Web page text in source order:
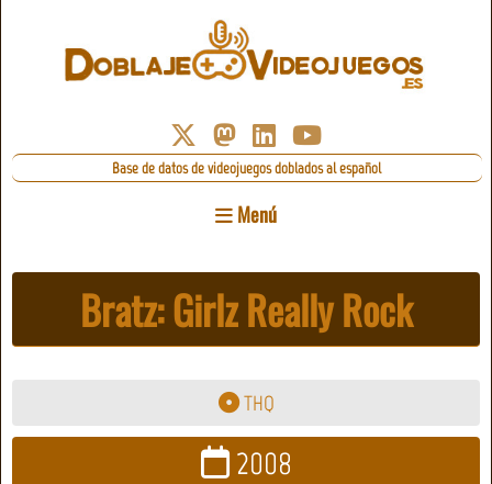
Base de datos de videojuegos doblados al español
Menú
Bratz: Girlz Really Rock
THQ
2008